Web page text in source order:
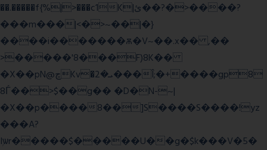
��.�����f{%|>���c1K|ئ��?�>����?
���m���|<�>~��|�}
����i�������ѫ�V~��.x�� ,��
>�����'8���F)8K��
�X��pN@ڇKv�ܝ�2���Î;�+����gp8
8Ѓ��>$��g�� �D�N-~|
�X��p����8��]S����S����!yz
���A?
Iۭѡr�����$�����U��g�$k���V�5�